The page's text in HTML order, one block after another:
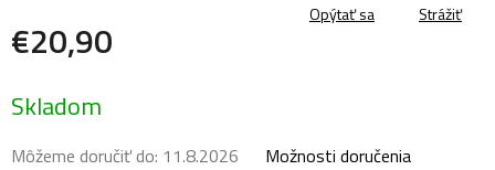
€20,90
cena:
Skladom
Môžeme doručiť do: 11.8.2026 Možnosti doručenia
Opýtať sa Strážiť